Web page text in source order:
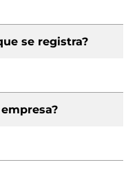
se registra?